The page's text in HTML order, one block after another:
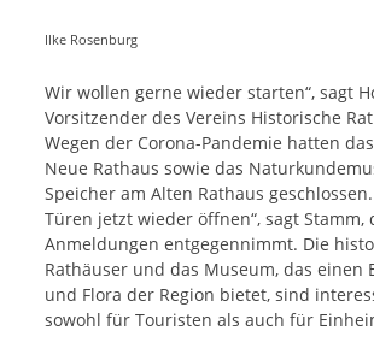
Ilke Rosenburg
Wir wollen gerne wieder starten“, sagt
Vorsitzender des Vereins Historische
Wegen der Corona-Pandemie hatten
Neue Rathaus sowie das
Speicher am Alten Rathaus
Türen jetzt wieder öffnen“, sagt Stamm,
Anmeldungen entgegennimmt. Die
Rathäuser und das Museum, das einen
und Flora der Region bietet, sind
sowohl für Touristen als auch für